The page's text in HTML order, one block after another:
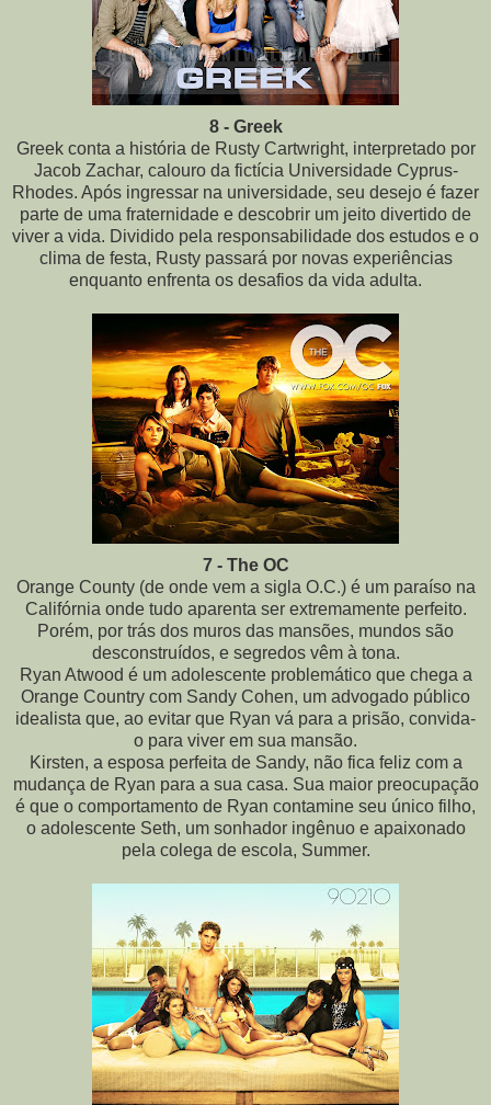
8 - Greek
Greek conta a história de Rusty Cartwright, interpretado por
Jacob Zachar, calouro da fictícia Universidade Cyprus-
Rhodes. Após ingressar na universidade, seu desejo é fazer
parte de uma fraternidade e descobrir um jeito divertido de
viver a vida. Dividido pela responsabilidade dos estudos e o
clima de festa, Rusty passará por novas experiências
enquanto enfrenta os desafios da vida adulta.
7 - The OC
Orange County (de onde vem a sigla O.C.) é um paraíso na
Califórnia onde tudo aparenta ser extremamente perfeito.
Porém, por trás dos muros das mansões, mundos são
desconstruídos, e segredos vêm à tona.
Ryan Atwood é um adolescente problemático que chega a
Orange Country com Sandy Cohen, um advogado público
idealista que, ao evitar que Ryan vá para a prisão, convida-
o para viver em sua mansão.
Kirsten, a esposa perfeita de Sandy, não fica feliz com a
mudança de Ryan para a sua casa. Sua maior preocupação
é que o comportamento de Ryan contamine seu único filho,
o adolescente Seth, um sonhador ingênuo e apaixonado
pela colega de escola, Summer.